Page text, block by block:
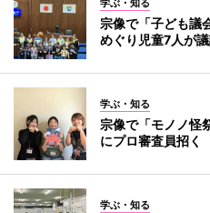
学ぶ・知る
宗像で「子ども
めぐり児童7人が
学ぶ・知る
宗像で「モノノ怪
にプロ審査員招く
学ぶ・知る